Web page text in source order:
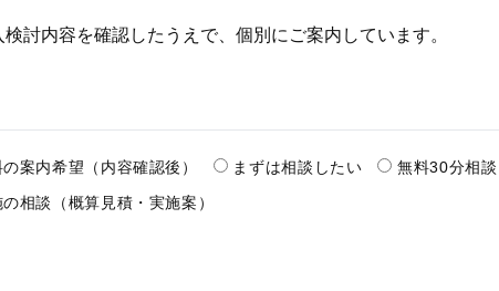
討内容を確認したうえで、個別にご案内しています。
案内希望（内容確認後） まずは相談したい
無料30分相談
相談（概算見積・実施案）